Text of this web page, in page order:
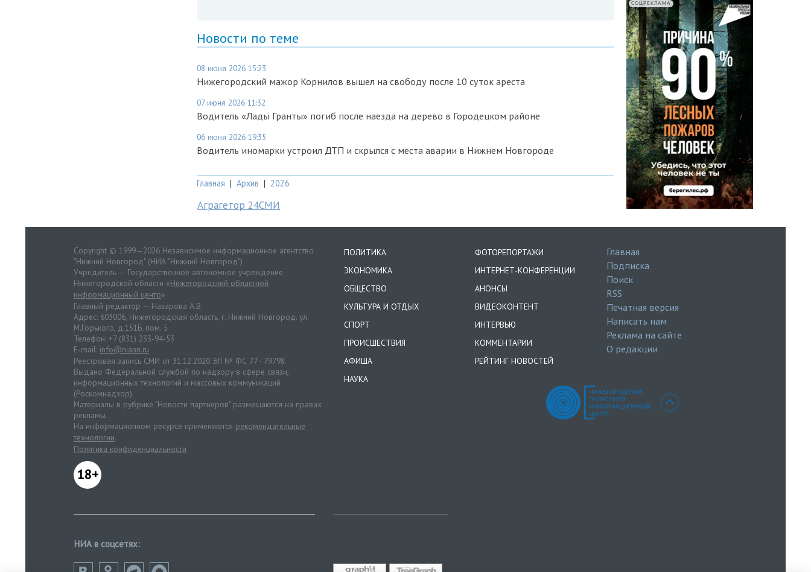
Новости по теме
08 июня 2026 15:23
Нижегородский мажор Корнилов вышел на свободу после 10 суток ареста
07 июня 2026 11:32
Водитель «Лады Гранты» погиб после наезда на дерево в Городецком районе
06 июня 2026 19:35
Водитель иномарки устроил ДТП и скрылся с места аварии в Нижнем Новгороде
Главная | Архив | 2026
Аграгетор 24СМИ
СОЦРЕКЛАМА
Copyright © 1999—2026 Независимое информационное агентство
"Нижний Новгород" (НИА "Нижний Новгород")
Учредитель — Государственное автономное учреждение
Нижегородской области «Нижегородский областной
информационный центр»
Главный редактор — Назарова А.В.
Адрес: 603006, Нижегородская область, г. Нижний Новгород. ул.
М.Горького, д.151Б, пом. 5
Телефон: +7 (831) 233-94-53
E-mail: info@niann.ru
Реестровая запись СМИ от 31.12.2020 ЭЛ № ФС 77 - 79798.
Выдано Федеральной службой по надзору в сфере связи,
информационных технологий и массовых коммуникаций
(Роскомнадзор).
Материалы в рубрике "Новости партнеров" размещаются на правах
рекламы.
На информационном ресурсе применяются рекомендательные
технологии.
Политика конфиденциальности
18+
ПОЛИТИКА
ЭКОНОМИКА
ОБЩЕСТВО
КУЛЬТУРА И ОТДЫХ
СПОРТ
ПРОИСШЕСТВИЯ
АФИША
НАУКА
ФОТОРЕПОРТАЖИ
ИНТЕРНЕТ-КОНФЕРЕНЦИИ
АНОНСЫ
ВИДЕОКОНТЕНТ
ИНТЕРВЬЮ
КОММЕНТАРИИ
РЕЙТИНГ НОВОСТЕЙ
Главная
Подписка
Поиск
RSS
Печатная версия
Написать нам
Реклама на сайте
О редакции
НИА в соцсетях: